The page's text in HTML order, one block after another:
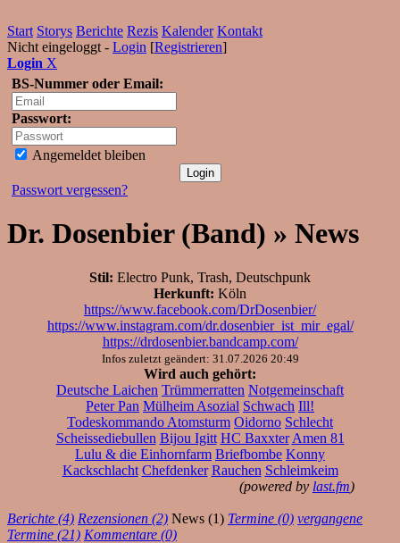
Start Storys Berichte Rezis Kalender Kontakt
Nicht eingeloggt - Login [Registrieren]
Login X
BS-Nummer oder Email:
Passwort:
Angemeldet bleiben
Passwort vergessen?
Dr. Dosenbier (Band) » News
Stil: Electro Punk, Trash, Deutschpunk
Herkunft: Köln
https://www.facebook.com/DrDosenbier/
https://www.instagram.com/dr.dosenbier_ist_mir_egal/
https://drdosenbier.bandcamp.com/
Infos zuletzt geändert: 31.07.2026 20:49
Wird auch gehört:
Deutsche Laichen Trümmerratten Notgemeinschaft
Peter Pan Mülheim Asozial Schwach Ill!
Todeskommando Atomsturm Oidorno Schlecht
Scheissediebullen Bijou Igitt HC Baxxter Amen 81
Lulu & die Einhornfarm Briefbombe Konny
Kackschlacht Chefdenker Rauchen Schleimkeim
(powered by last.fm)
Berichte (4) Rezensionen (2) News (1) Termine (0) vergangene
Termine (21) Kommentare (0)